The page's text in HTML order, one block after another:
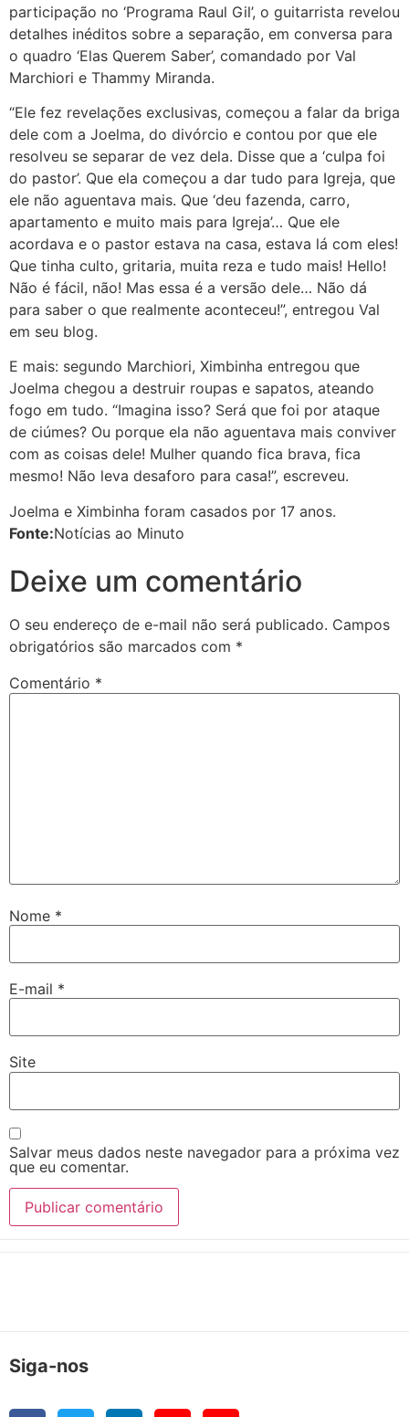
participação no ‘Programa Raul Gil’, o guitarrista revelou
detalhes inéditos sobre a separação, em conversa para
o quadro ‘Elas Querem Saber’, comandado por Val
Marchiori e Thammy Miranda.
“Ele fez revelações exclusivas, começou a falar da briga
dele com a Joelma, do divórcio e contou por que ele
resolveu se separar de vez dela. Disse que a ‘culpa foi
do pastor’. Que ela começou a dar tudo para Igreja, que
ele não aguentava mais. Que ‘deu fazenda, carro,
apartamento e muito mais para Igreja’… Que ele
acordava e o pastor estava na casa, estava lá com eles!
Que tinha culto, gritaria, muita reza e tudo mais! Hello!
Não é fácil, não! Mas essa é a versão dele… Não dá
para saber o que realmente aconteceu!”, entregou Val
em seu blog.
E mais: segundo Marchiori, Ximbinha entregou que
Joelma chegou a destruir roupas e sapatos, ateando
fogo em tudo. “Imagina isso? Será que foi por ataque
de ciúmes? Ou porque ela não aguentava mais conviver
com as coisas dele! Mulher quando fica brava, fica
mesmo! Não leva desaforo para casa!”, escreveu.
Joelma e Ximbinha foram casados por 17 anos.
Fonte:Notícias ao Minuto
Deixe um comentário
O seu endereço de e-mail não será publicado. Campos
obrigatórios são marcados com *
Comentário *
Nome *
E-mail *
Site
Salvar meus dados neste navegador para a próxima vez
que eu comentar.
Siga-nos